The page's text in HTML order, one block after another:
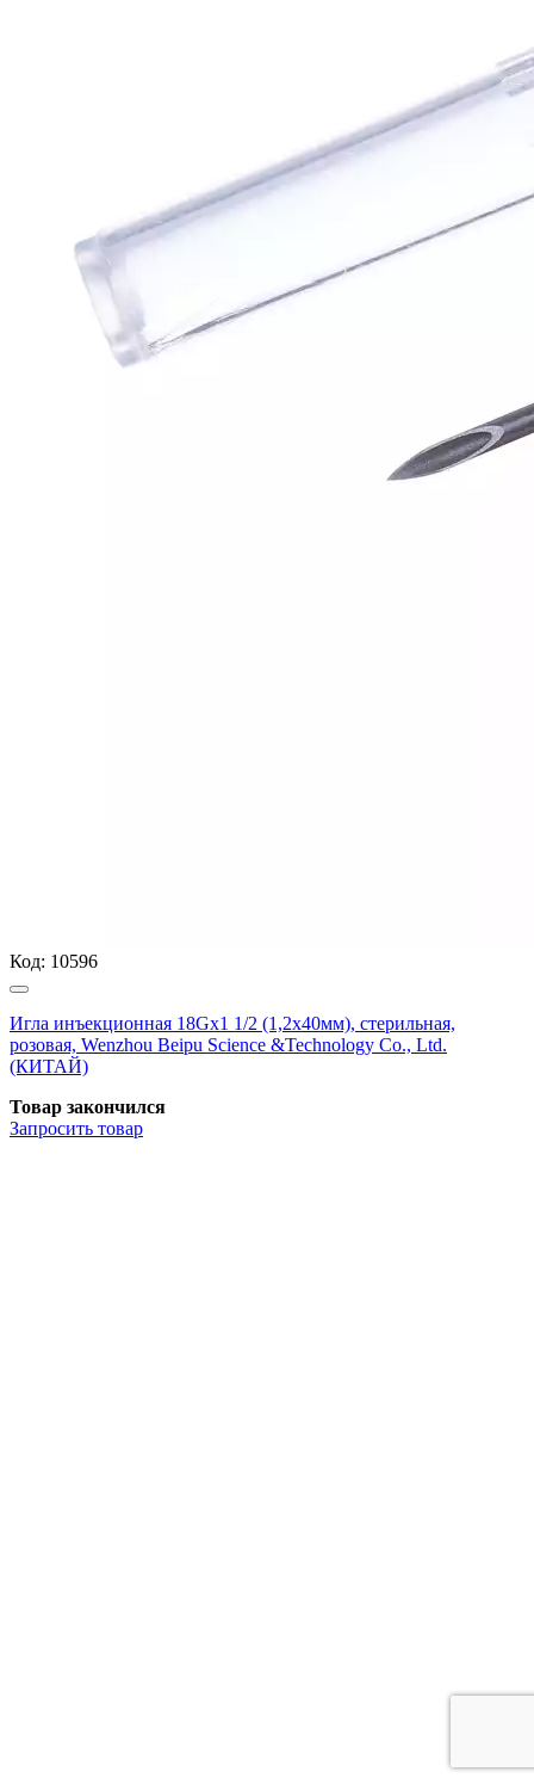
Код: 10596
Игла инъекционная 18Gх1 1/2 (1,2х40мм), стерильная,
розовая, Wenzhou Beipu Science &Technology Co., Ltd.
(КИТАЙ)
Товар закончился
Запросить товар